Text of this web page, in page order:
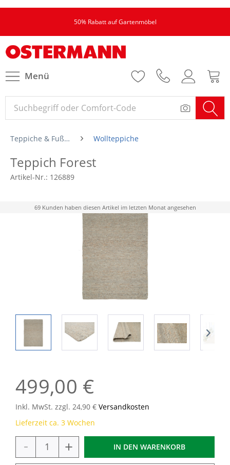
50% Rabatt auf Gartenmöbel
Menü
Teppiche & Fußmatten Wollteppiche
Teppich Forest
Artikel-Nr.: 126889
69 Kunden haben diesen Artikel im letzten Monat angesehen
499,00 €
Inkl. MwSt. zzgl. 24,90 € Versandkosten
Lieferzeit ca. 3 Wochen
- + IN DEN WARENKORB